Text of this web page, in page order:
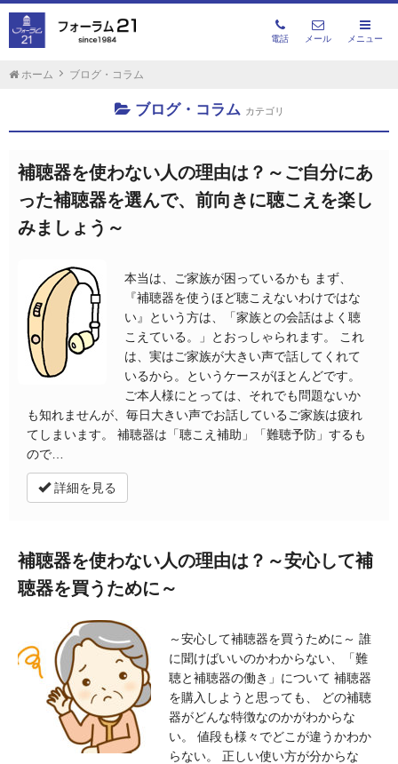
電話 メール メニュー
ホーム ブログ・コラム
ブログ・コラム カテゴリ
補聴器を使わない人の理由は？～ご自分にあ
った補聴器を選んで、前向きに聴こえを楽し
みましょう～
本当は、ご家族が困っているかも まず、
『補聴器を使うほど聴こえないわけではな
い』という方は、「家族との会話はよく聴
こえている。」とおっしゃられます。 これ
は、実はご家族が大きい声で話してくれて
いるから。というケースがほとんどです。
ご本人様にとっては、それでも問題ないか
も知れませんが、毎日大きい声でお話しているご家族は疲れ
てしまいます。 補聴器は「聴こえ補助」「難聴予防」するも
ので…
詳細を見る
補聴器を使わない人の理由は？～安心して補
聴器を買うために～
～安心して補聴器を買うために～ 誰
に聞けばいいのかわからない、「難
聴と補聴器の働き」について 補聴器
を購入しようと思っても、 どの補聴
器がどんな特徴なのかがわからな
い。 値段も様々でどこが違うかわか
らない。 正しい使い方が分からな